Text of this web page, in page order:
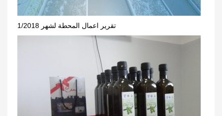
تقرير اعمال المحطة لشهر 1/2018